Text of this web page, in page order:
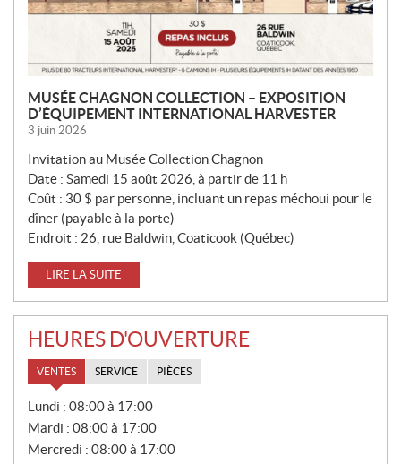
MUSÉE CHAGNON COLLECTION – EXPOSITION
D’ÉQUIPEMENT INTERNATIONAL HARVESTER
3 juin 2026
Invitation au Musée Collection Chagnon
Date : Samedi 15 août 2026, à partir de 11 h
Coût : 30 $ par personne, incluant un repas méchoui pour le
dîner (payable à la porte)
Endroit : 26, rue Baldwin, Coaticook (Québec)
LIRE LA SUITE
HEURES D'OUVERTURE
VENTES SERVICE PIÈCES
V
N
T
Lundi : 08:00 à 17:00
Mardi : 08:00 à 17:00
Mercredi : 08:00 à 17:00